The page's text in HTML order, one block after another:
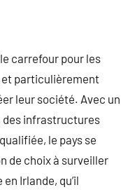
carrefour pour les
et particulièrement
leur société. Avec un
des infrastructures
le pays se
de choix à surveiller
Irlande, qu’il